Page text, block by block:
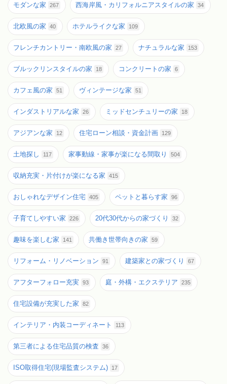
モダンな家 267 西海岸風・カリフォルニアスタイルの家 34
北欧風の家 40 ホテルライクな家 109
フレンチカントリー・南欧風の家 27 ナチュラルな家 153
ブルックリンスタイルの家 18 コンクリートの家 6
カフェ風の家 51 ヴィンテージな家 51
インダストリアルな家 26 ミッドセンチュリーの家 18
アジアンな家 12 住宅ローン相談・資金計画 129
土地探し 117 家事動線・家事が楽になる間取り 504
収納充実・片付けが楽になる家 415
おしゃれなデザイン住宅 405 ペットと暮らす家 96
子育てしやすい家 226 20代30代からの家づくり 32
趣味を楽しむ家 141 共働き世帯向きの家 59
リフォーム・リノベーション 91 建築家との家づくり 67
アフターフォロー充実 93 庭・外構・エクステリア 235
住宅設備が充実した家 82
インテリア・内装コーディネート 113
第三者による住宅品質の検査 36
ISO取得住宅(現場監査システム) 17